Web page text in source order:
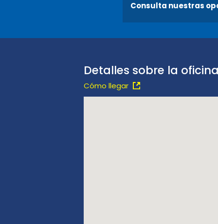
Consulta nuestras
Detalles sobre la oficina
Cómo llegar